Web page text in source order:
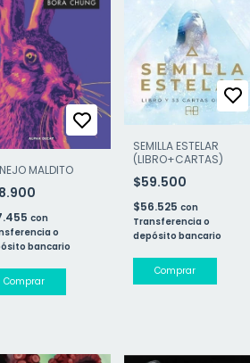
MALDITO
con
o
bancario
SEMILLA ESTELAR
(LIBRO+CARTAS)
$59.500
$56.525 con
Transferencia o
depósito bancario